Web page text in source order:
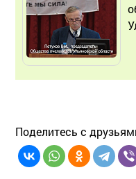
Поделитесь с